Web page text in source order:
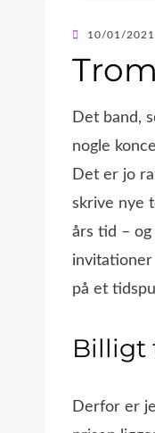
POSTED
10/01/2021
Det band,
nogle
Det er jo
skrive nye
års tid –
invitationer
på et
Derfor er